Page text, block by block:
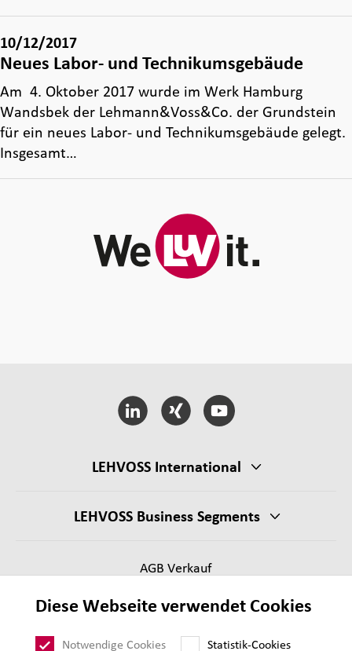
10/12/2017
Neues Labor- und Technikumsgebäude
Am 4. Oktober 2017 wurde im Werk Hamburg
Wandsbek der Lehmann&Voss&Co. der Grundstein
für ein neues Labor- und Technikumsgebäude gelegt.
Insgesamt…
LEHVOSS International
LEHVOSS Business Segments
AGB Verkauf
Impressum
Datenschutz
Diese Webseite verwendet Cookies
Notwendige Cookies Statistik-Cookies